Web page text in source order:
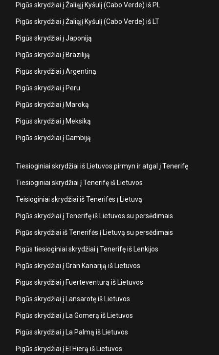
Pigūs skrydžiai į Žaliąjį Kyšulį (Cabo Verde) iš PL
Pigūs skrydžiai į Žaliąjį Kyšulį (Cabo Verde) iš LT
Pigūs skrydžiai į Japoniją
Pigūs skrydžiai į Braziliją
Pigūs skrydžiai į Argentiną
Pigūs skrydžiai į Peru
Pigūs skrydžiai į Maroką
Pigūs skrydžiai į Meksiką
Pigūs skrydžiai į Gambiją
Tiesioginiai skrydžiai iš Lietuvos pirmyn ir atgal į Tenerifę
Tiesioginiai skrydžiai į Tenerifę iš Lietuvos
Teisioginiai skrydžiai iš Tenerifės į Lietuvą
Pigūs skrydžiai į Tenerifę iš Lietuvos su persėdimais
Pigūs skrydžiai iš Tenerifės į Lietuvą su persėdimais
Pigūs tiesioginiai skrydžiai į Tenerifę iš Lenkijos
Pigūs skrydžiai į Gran Kanariją iš Lietuvos
Pigūs skrydžiai į Fuerteventurą iš Lietuvos
Pigūs skrydžiai į Lansarotę iš Lietuvos
Pigūs skrydžiai į La Gomerą iš Lietuvos
Pigūs skrydžiai į La Palmą iš Lietuvos
Pigūs skrydžiai į El Hierą iš Lietuvos